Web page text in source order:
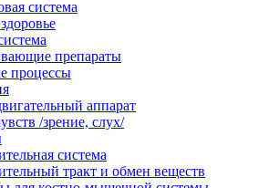
система
препараты
процессы
аппарат
/зрение, слух/
система
тракт и обмен веществ